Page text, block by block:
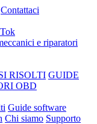
Contattaci
RISOLTI GUIDE
OBD
Guide software
Chi siamo Supporto